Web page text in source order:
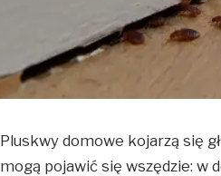
Pluskwy domowe kojarzą się
mogą pojawić się wszędzie: w